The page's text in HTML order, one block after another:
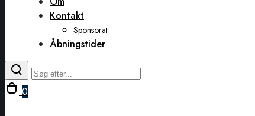
Kontakt
Sponsorat
Åbningstider
Toggle
0